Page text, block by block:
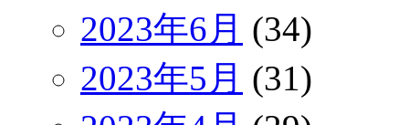
2023年6月 (34)
2023年5月 (31)